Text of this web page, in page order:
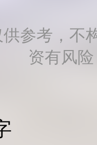
参考，不
资有风